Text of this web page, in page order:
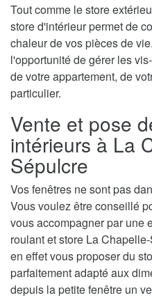
Tout comme le store
store d'intérieur permet de
chaleur de vos pièces de
l'opportunité de gérer les
de votre appartement, de
particulier.
Vente et pose
intérieurs à La
Sépulcre
Vos fenêtres ne sont pas
Vous voulez être conseillé
vous accompagner par une
roulant et store La
en effet vous proposer du
parfaitement adapté aux
depuis la petite fenêtre un